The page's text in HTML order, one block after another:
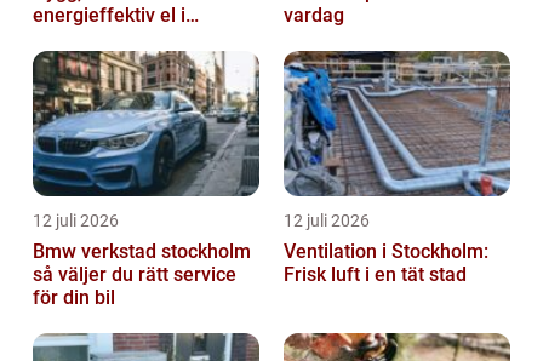
energieffektiv el i
vardag
12 juli 2026
Bmw verkstad stockholm
så väljer du rätt service
för din bil
12 juli 2026
Ventilation i Stockholm:
Frisk luft i en tät stad